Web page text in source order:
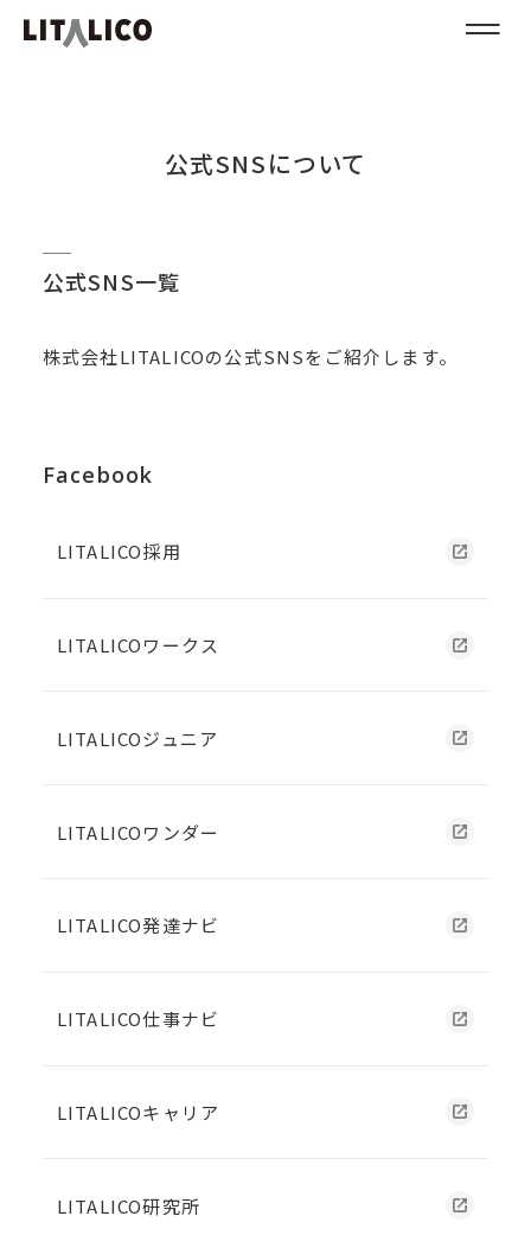
公式SNSについて
公式SNS一覧
株式会社LITALICOの公式SNSをご紹介します。
Facebook
LITALICO採用
LITALICOワークス
LITALICOジュニア
LITALICOワンダー
LITALICO発達ナビ
LITALICO仕事ナビ
LITALICOキャリア
LITALICO研究所